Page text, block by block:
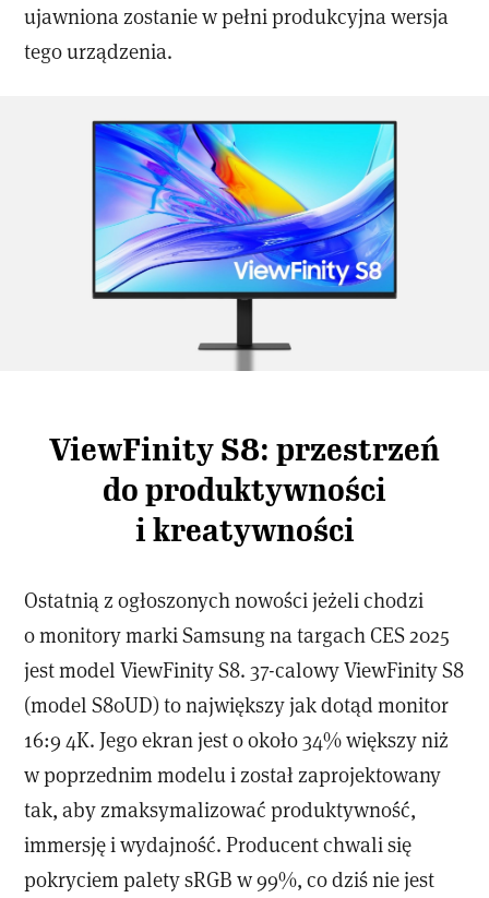
ujawniona zostanie w pełni produkcyjna wersja
tego urządzenia.
ViewFinity S8: przestrzeń
do produktywności
i kreatywności
Ostatnią z ogłoszonych nowości jeżeli chodzi
o monitory marki Samsung na targach CES 2025
jest model ViewFinity S8. 37-calowy ViewFinity S8
(model S80UD) to największy jak dotąd monitor
16:9 4K. Jego ekran jest o około 34% większy niż
w poprzednim modelu i został zaprojektowany
tak, aby zmaksymalizować produktywność,
immersję i wydajność. Producent chwali się
pokryciem palety sRGB w 99%, co dziś nie jest